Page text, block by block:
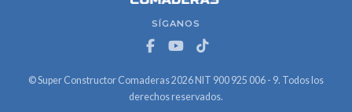
SÍGANOS
© Super Constructor Comaderas 2026 NIT 900 925 006 - 9. Todos los
derechos reservados.